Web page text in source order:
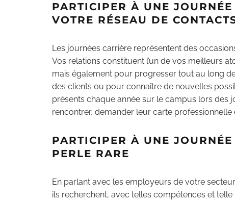
PARTICIPER À UNE
VOTRE RÉSEAU DE
Les journées carrière représentent des
Vos relations constituent l’un de vos meilleurs
mais également pour progresser tout au long
des clients ou pour connaître de nouvelles
présents chaque année sur le campus lors des
rencontrer, demander leur carte professionnelle
PARTICIPER À UNE
PERLE RARE
En parlant avec les employeurs de votre
ils recherchent, avec telles compétences et telle